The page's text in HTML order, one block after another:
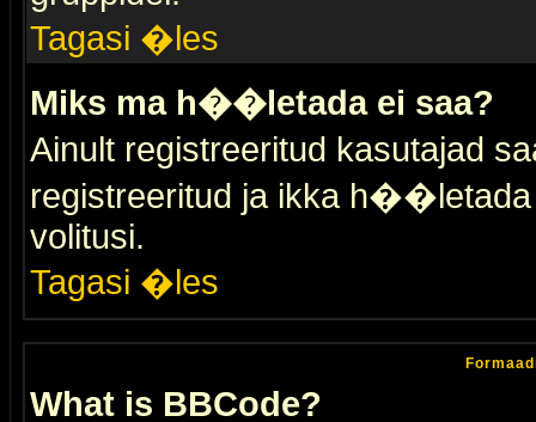
Tagasi �les
Miks ma h��letada ei saa?
Ainult registreeritud kasutajad
registreeritud ja ikka h��letada
volitusi.
Tagasi �les
What is BBCode?